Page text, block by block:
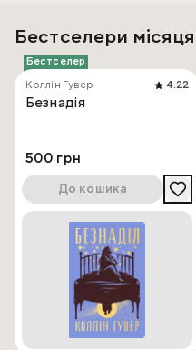
Бестселери місяця
Бестселер
Коллін Гувер
4.22
Безнадія
500 грн
До кошика